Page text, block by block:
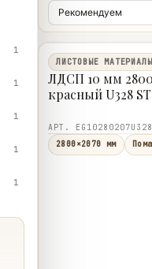
1
1
1
1
1
ЛИСТОВЫЕ МАТЕРИАЛЫ
ЛДСП 10 мм
красный U328
АРТ.
2800×2070 мм